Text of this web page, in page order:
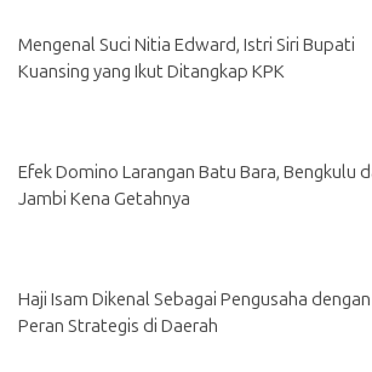
Mengenal Suci Nitia Edward, Istri Siri Bupati
Kuansing yang Ikut Ditangkap KPK
Efek Domino Larangan Batu Bara, Bengkulu
Jambi Kena Getahnya
Haji Isam Dikenal Sebagai Pengusaha dengan
Peran Strategis di Daerah